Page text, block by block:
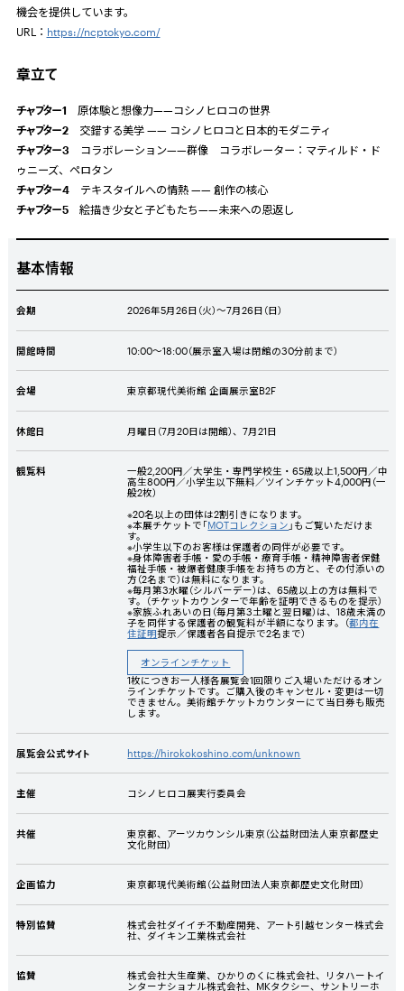
機会を提供しています。
URL： https://ncptokyo.com/
章立て
チャプター1
原体験と想像力——コシノヒロコの世界
チャプター2 交錯する美学—— コシノヒロコと日本的モダニティ
チャプター3
コラボレーション——群像 コラボレーター：マティルド・ド
ゥニーズ、ペロタン
チャプター4 テキスタイルへの情熱—— 創作の核心
チャプター5 絵描き少女と子どもたち——未来への恩返し
基本情報
会期 2026年5月26日（火）～7月26日（日）
開館時間 10:00～18:00（展示室入場は閉館の30分前まで）
会場 東京都現代美術館 企画展示室B2F
休館日 月曜日（7月20日は開館）、7月21日
観覧料
⼀般2,200円／⼤学⽣・専⾨学校⽣・65歳以上1,500円／中
高生800円／⼩学⽣以下無料／ツインチケット4,000円（一
般2枚）
※20名以上の団体は2割引きになります。
※本展チケットで「MOTコレクション 」もご覧いただけま
す。
※小学生以下のお客様は保護者の同伴が必要です。
※身体障害者手帳・愛の手帳・療育手帳・精神障害者保健
福祉手帳・被爆者健康手帳をお持ちの方と、その付添いの
方（2名まで）は無料になります。
※毎月第3水曜（シルバーデー）は、65歳以上の方は無料で
す。（チケットカウンターで年齢を証明できるものを提示）
※家族ふれあいの日（毎月第3土曜と翌日曜）は、18歳未満の
子を同伴する保護者の観覧料が半額になります。（都内在
住証明提示／保護者各自提示で2名まで）
オンラインチケット
1枚につきお一人様各展覧会1回限りご入場いただけるオン
ラインチケットです。ご購入後のキャンセル・変更は一切
できません。美術館チケットカウンターにて当日券も販売
します。
展覧会公式サイト https://hirokokoshino.com/unknown
主催 コシノヒロコ展実⾏委員会
共催
東京都、アーツカウンシル東京（公益財団法⼈東京都歴史
⽂化財団）
企画協⼒ 東京都現代美術館（公益財団法⼈東京都歴史⽂化財団）
特別協賛
株式会社ダイイチ不動産開発、アート引越センター株式会
社、ダイキン工業株式会社
協賛
株式会社大生産業、ひかりのくに株式会社、リタハートイ
ンターナショナル株式会社、 MKタクシー、サントリーホ